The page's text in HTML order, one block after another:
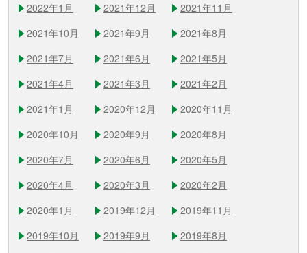
2022年1月
2021年12月
2021年11月
2021年10月
2021年9月
2021年8月
2021年7月
2021年6月
2021年5月
2021年4月
2021年3月
2021年2月
2021年1月
2020年12月
2020年11月
2020年10月
2020年9月
2020年8月
2020年7月
2020年6月
2020年5月
2020年4月
2020年3月
2020年2月
2020年1月
2019年12月
2019年11月
2019年10月
2019年9月
2019年8月